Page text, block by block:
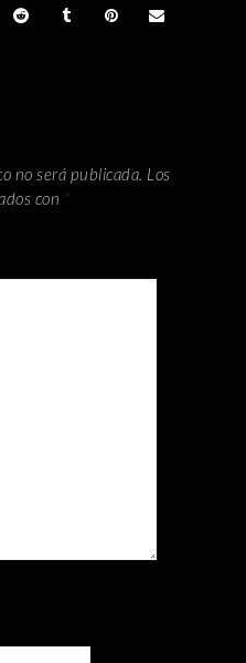
no será publicada. Los
con *